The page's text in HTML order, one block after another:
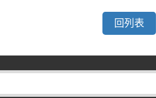
回列表